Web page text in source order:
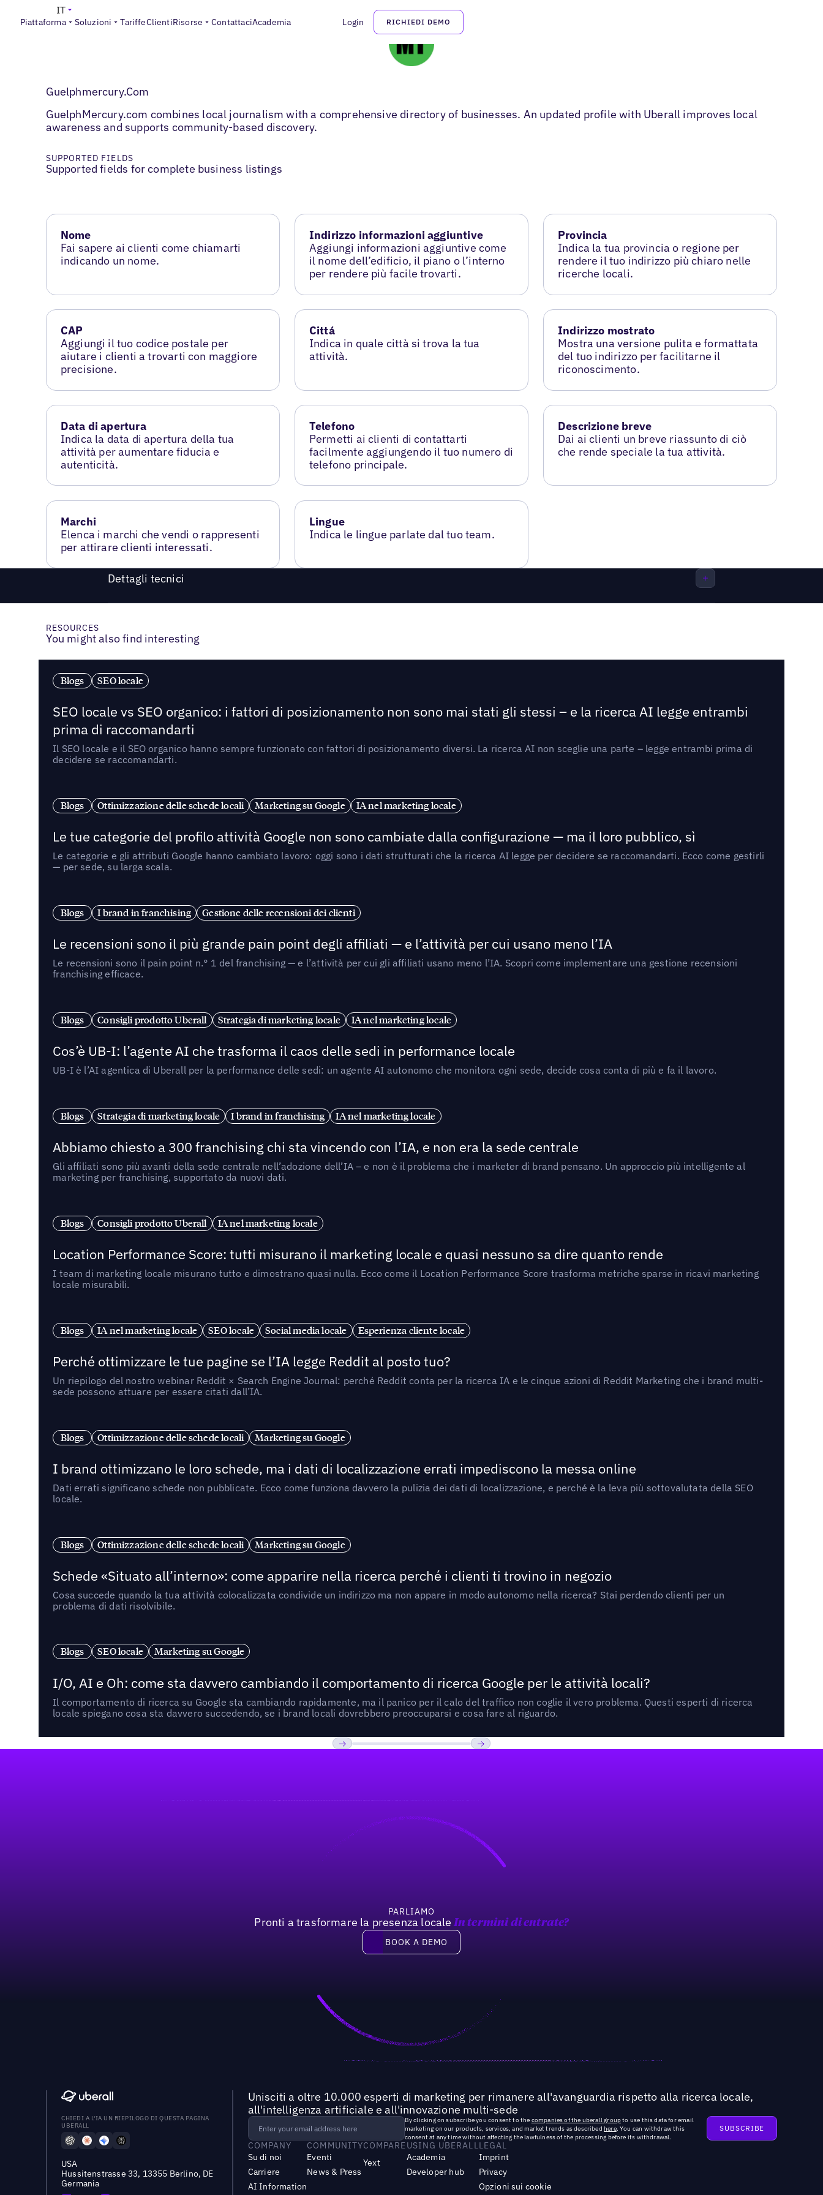
Piattaforma Soluzioni TariffeClientiRisorse ContattaciAcademia Login RICHIEDI DEMO
IT
Guelphmercury.Com
GuelphMercury.com combines local journalism with a comprehensive directory of businesses. An updated profile with Uberall improves local
awareness and supports community-based discovery.
SUPPORTED FIELDS
Supported fields for complete business listings
Nome
Fai sapere ai clienti come chiamarti
indicando un nome.
Indirizzo informazioni aggiuntive
Aggiungi informazioni aggiuntive come
il nome dell’edificio, il piano o l’interno
per rendere più facile trovarti.
Provincia
Indica la tua provincia o regione per
rendere il tuo indirizzo più chiaro nelle
ricerche locali.
CAP
Aggiungi il tuo codice postale per
aiutare i clienti a trovarti con maggiore
precisione.
Cittá
Indica in quale città si trova la tua
attività.
Indirizzo mostrato
Mostra una versione pulita e formattata
del tuo indirizzo per facilitarne il
riconoscimento.
Data di apertura
Indica la data di apertura della tua
attività per aumentare fiducia e
autenticità.
Telefono
Permetti ai clienti di contattarti
facilmente aggiungendo il tuo numero di
telefono principale.
Descrizione breve
Dai ai clienti un breve riassunto di ciò
che rende speciale la tua attività.
Marchi
Elenca i marchi che vendi o rappresenti
per attirare clienti interessati.
Lingue
Indica le lingue parlate dal tuo team.
Dettagli tecnici
RESOURCES
You might also find interesting
Blogs SEO locale
SEO locale vs SEO organico: i fattori di posizionamento non sono mai stati gli stessi – e la ricerca AI legge entrambi
prima di raccomandarti
Il SEO locale e il SEO organico hanno sempre funzionato con fattori di posizionamento diversi. La ricerca AI non sceglie una parte – legge entrambi prima di
decidere se raccomandarti.
Blogs Ottimizzazione delle schede locali Marketing su Google IA nel marketing locale
Le tue categorie del profilo attività Google non sono cambiate dalla configurazione — ma il loro pubblico, sì
Le categorie e gli attributi Google hanno cambiato lavoro: oggi sono i dati strutturati che la ricerca AI legge per decidere se raccomandarti. Ecco come gestirli
— per sede, su larga scala.
Blogs I brand in franchising Gestione delle recensioni dei clienti
Le recensioni sono il più grande pain point degli affiliati — e l’attività per cui usano meno l’IA
Le recensioni sono il pain point n.° 1 del franchising — e l’attività per cui gli affiliati usano meno l’IA. Scopri come implementare una gestione recensioni
franchising efficace.
Blogs Consigli prodotto Uberall Strategia di marketing locale IA nel marketing locale
Cos’è UB-I: l’agente AI che trasforma il caos delle sedi in performance locale
UB-I è l’AI agentica di Uberall per la performance delle sedi: un agente AI autonomo che monitora ogni sede, decide cosa conta di più e fa il lavoro.
Blogs Strategia di marketing locale I brand in franchising IA nel marketing locale
Abbiamo chiesto a 300 franchising chi sta vincendo con l’IA, e non era la sede centrale
Gli affiliati sono più avanti della sede centrale nell’adozione dell’IA – e non è il problema che i marketer di brand pensano. Un approccio più intelligente al
marketing per franchising, supportato da nuovi dati.
Blogs Consigli prodotto Uberall IA nel marketing locale
Location Performance Score: tutti misurano il marketing locale e quasi nessuno sa dire quanto rende
I team di marketing locale misurano tutto e dimostrano quasi nulla. Ecco come il Location Performance Score trasforma metriche sparse in ricavi marketing
locale misurabili.
Blogs IA nel marketing locale SEO locale Social media locale Esperienza cliente locale
Perché ottimizzare le tue pagine se l’IA legge Reddit al posto tuo?
Un riepilogo del nostro webinar Reddit × Search Engine Journal: perché Reddit conta per la ricerca IA e le cinque azioni di Reddit Marketing che i brand multi-
sede possono attuare per essere citati dall’IA.
Blogs Ottimizzazione delle schede locali Marketing su Google
I brand ottimizzano le loro schede, ma i dati di localizzazione errati impediscono la messa online
Dati errati significano schede non pubblicate. Ecco come funziona davvero la pulizia dei dati di localizzazione, e perché è la leva più sottovalutata della SEO
locale.
Blogs Ottimizzazione delle schede locali Marketing su Google
Schede «Situato all’interno»: come apparire nella ricerca perché i clienti ti trovino in negozio
Cosa succede quando la tua attività colocalizzata condivide un indirizzo ma non appare in modo autonomo nella ricerca? Stai perdendo clienti per un
problema di dati risolvibile.
Blogs SEO locale Marketing su Google
I/O, AI e Oh: come sta davvero cambiando il comportamento di ricerca Google per le attività locali?
Il comportamento di ricerca su Google sta cambiando rapidamente, ma il panico per il calo del traffico non coglie il vero problema. Questi esperti di ricerca
locale spiegano cosa sta davvero succedendo, se i brand locali dovrebbero preoccuparsi e cosa fare al riguardo.
PARLIAMO
Pronti a trasformare la presenza locale In termini di entrate?
Book a demo
BOOK A DEMO
CHIEDI A L'IA UN RIEPILOGO DI QUESTA PAGINA
UBERALL
USA
Hussitenstrasse 33, 13355 Berlino, DE
Germania
Unisciti a oltre 10.000 esperti di marketing per rimanere all'avanguardia rispetto alla ricerca locale,
all'intelligenza artificiale e all'innovazione multi-sede
By clicking on subscribe you consent to the companies of the uberall groupto use this data for email
marketing on our products, services, and market trends as described here. You can withdraw this
consent at any time without affecting the lawfulness of the processing before its withdrawal.
COMPANY
Su di noi
Carriere
AI Information
COMMUNITY
Eventi
News & Press
COMPARE
Yext
USING UBERALL
Academia
Developer hub
LEGAL
Imprint
Privacy
Opzioni sui cookie